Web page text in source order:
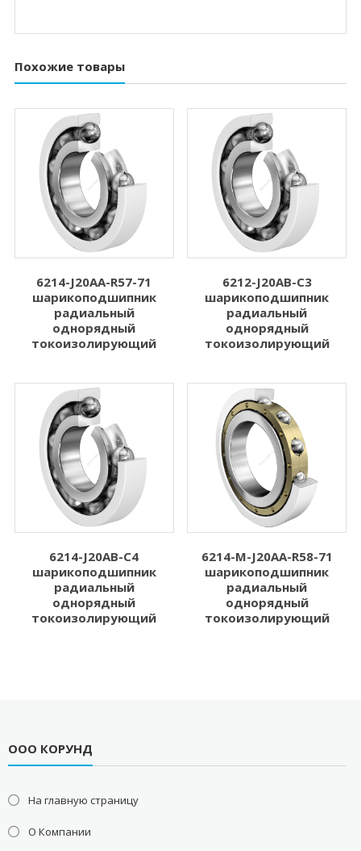
Похожие товары
6214-J20AA-R57-71
шарикоподшипник
радиальный
однорядный
токоизолирующий
6212-J20AB-C3
шарикоподшипник
радиальный
однорядный
токоизолирующий
6214-J20AB-C4
шарикоподшипник
радиальный
однорядный
токоизолирующий
6214-M-J20AA-R58-71
шарикоподшипник
радиальный
однорядный
токоизолирующий
ООО КОРУНД
На главную страницу
О Компании